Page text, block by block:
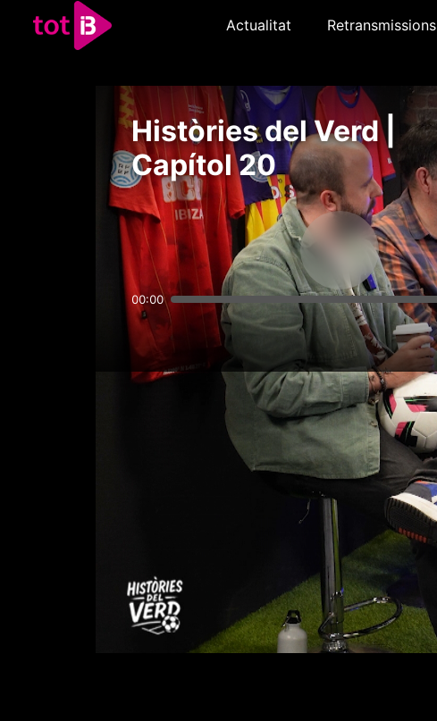
Actualitat Retransmissions
Històries del Verd |
Capítol 20
00:00